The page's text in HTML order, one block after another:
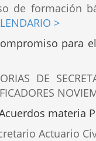
de formación
>
para
DE
materia
Actuario